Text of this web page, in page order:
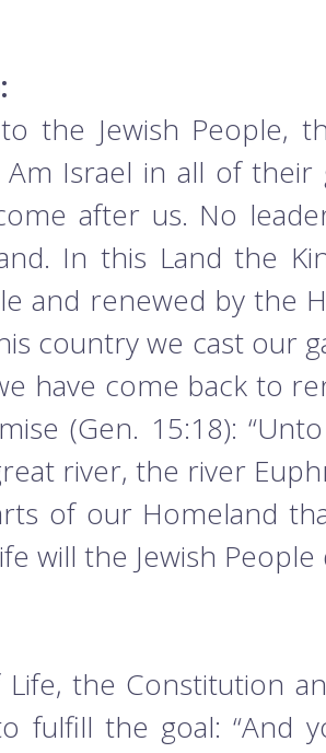
the Jewish People,
Israel in all of
after us. No
In this Land the
and renewed by the
country we cast our
have come back to
(Gen. 15:18):
river, the river
of our Homeland
will the Jewish People
the Constitution
fulfill the goal: “And